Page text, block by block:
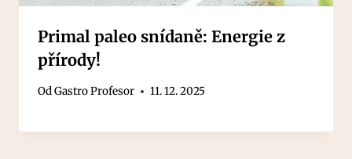
Primal paleo snídaně: Energie z
přírody!
OdGastro Profesor 11. 12. 2025